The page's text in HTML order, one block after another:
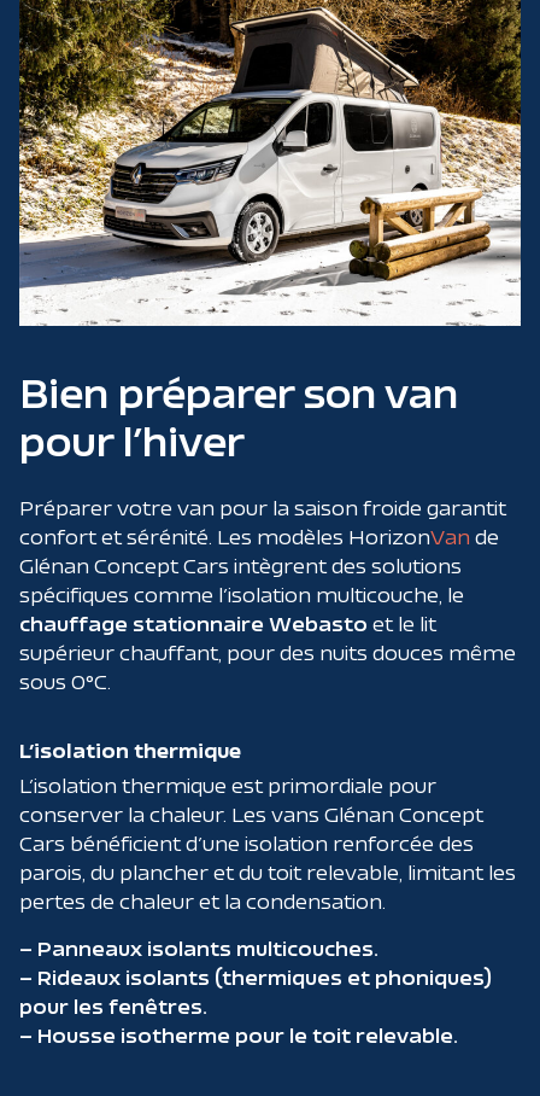
Bien préparer son van
pour l’hiver
Préparer votre van pour la saison froide garantit
confort et sérénité. Les modèles HorizonVan de
Glénan Concept Cars intègrent des solutions
spécifiques comme l’isolation multicouche, le
chauffage stationnaire Webasto et le lit
supérieur chauffant, pour des nuits douces même
sous 0°C.
L’isolation thermique
L’isolation thermique est primordiale pour
conserver la chaleur. Les vans Glénan Concept
Cars bénéficient d’une isolation renforcée des
parois, du plancher et du toit relevable, limitant les
pertes de chaleur et la condensation.
– Panneaux isolants multicouches.
– Rideaux isolants (thermiques et phoniques)
pour les fenêtres.
– Housse isotherme pour le toit relevable.